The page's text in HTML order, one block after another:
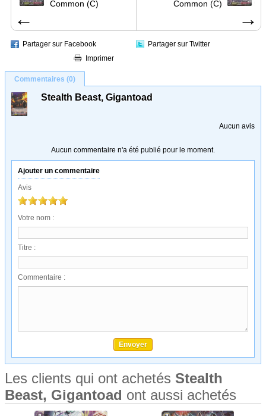
Common (C)
←
Common (C)
→
Partager sur Facebook
Partager sur Twitter
Imprimer
Commentaires (0)
Stealth Beast, Gigantoad
Aucun avis
Aucun commentaire n'a été publié pour le moment.
Ajouter un commentaire
Avis
Votre nom :
Titre :
Commentaire :
Les clients qui ont achetés Stealth
Beast, Gigantoad ont aussi achetés